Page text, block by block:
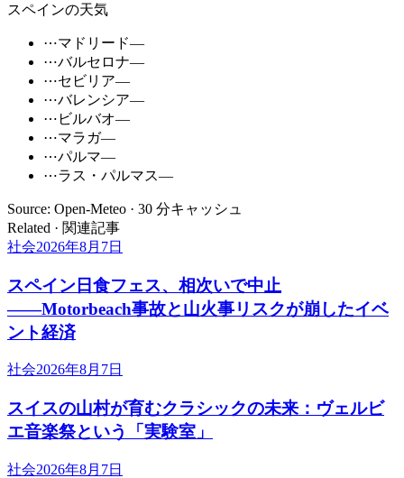
スペインの天気
⋯マドリード—
⋯バルセロナ—
⋯セビリア—
⋯バレンシア—
⋯ ビルバオ—
⋯マラガ—
⋯パルマ—
⋯ラス・パルマス—
Source: Open-Meteo · 30 分キャッシュ
Related · 関連記事
社会2026年8月7日
スペイン日食フェス、相次いで中止
――Motorbeach事故と山火事リスクが崩したイベ
ント経済
社会2026年8月7日
スイスの山村が育むクラシックの未来：ヴェルビ
エ音楽祭という「実験室」
社会2026年8月7日